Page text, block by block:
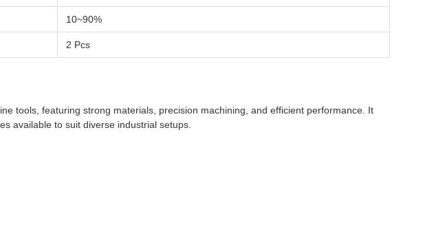
10~90%
2 Pcs
tools, featuring strong materials, precision machining, and efficient performance. It
available to suit diverse industrial setups.